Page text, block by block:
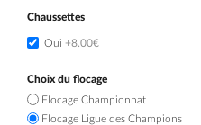
Chaussettes
Oui +8.00€
Choix du flocage
Flocage Championnat
Flocage Ligue des Champions